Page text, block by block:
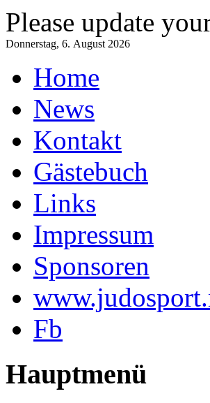
Please update
Donnerstag, 6. August 2026
Home
News
Kontakt
Gästebuch
Links
Impressum
Sponsoren
Fb
Hauptmenü